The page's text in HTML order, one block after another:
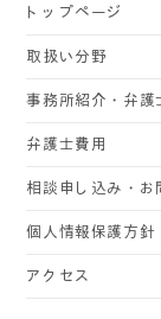
トップページ
取扱い分野
事務所紹介・弁護
弁護士費用
相談申し込み・お
個人情報保護方針
アクセス